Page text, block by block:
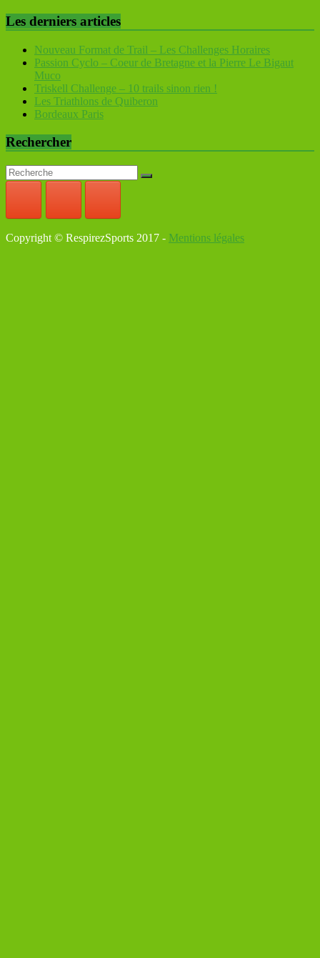
Les derniers articles
Nouveau Format de Trail – Les Challenges Horaires
Passion Cyclo – Coeur de Bretagne et la Pierre Le Bigaut
Muco
Triskell Challenge – 10 trails sinon rien !
Les Triathlons de Quiberon
Bordeaux Paris
Rechercher
Copyright © RespirezSports 2017 - Mentions légales